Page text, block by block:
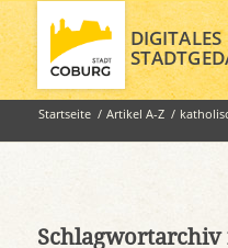
DIGITALES
Startseite / Artikel A-Z /
Schlagwortarchiv